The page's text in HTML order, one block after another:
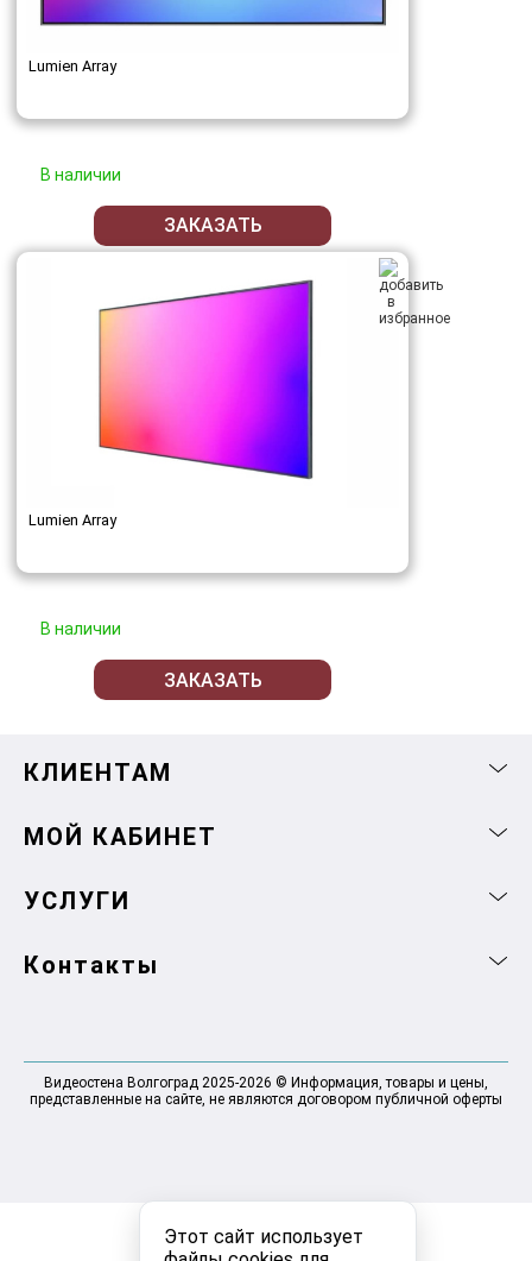
Этот сайт использует
Lumien Array
В наличии
ЗАКАЗАТЬ
Lumien Array
В наличии
ЗАКАЗАТЬ
КЛИЕНТАМ
МОЙ КАБИНЕТ
УСЛУГИ
Контакты
Видеостена Волгоград 2025-2026 © Информация, товары и цены,
представленные на сайте, не являются договором публичной оферты